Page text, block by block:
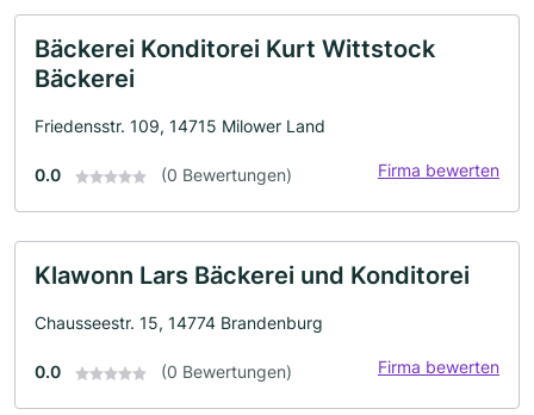
Bäckerei Konditorei Kurt Wittstock
Bäckerei
Friedensstr. 109, 14715 Milower Land
0.0 (0 Bewertungen) Firma bewerten
Klawonn Lars Bäckerei und Konditorei
Chausseestr. 15, 14774 Brandenburg
0.0 (0 Bewertungen) Firma bewerten